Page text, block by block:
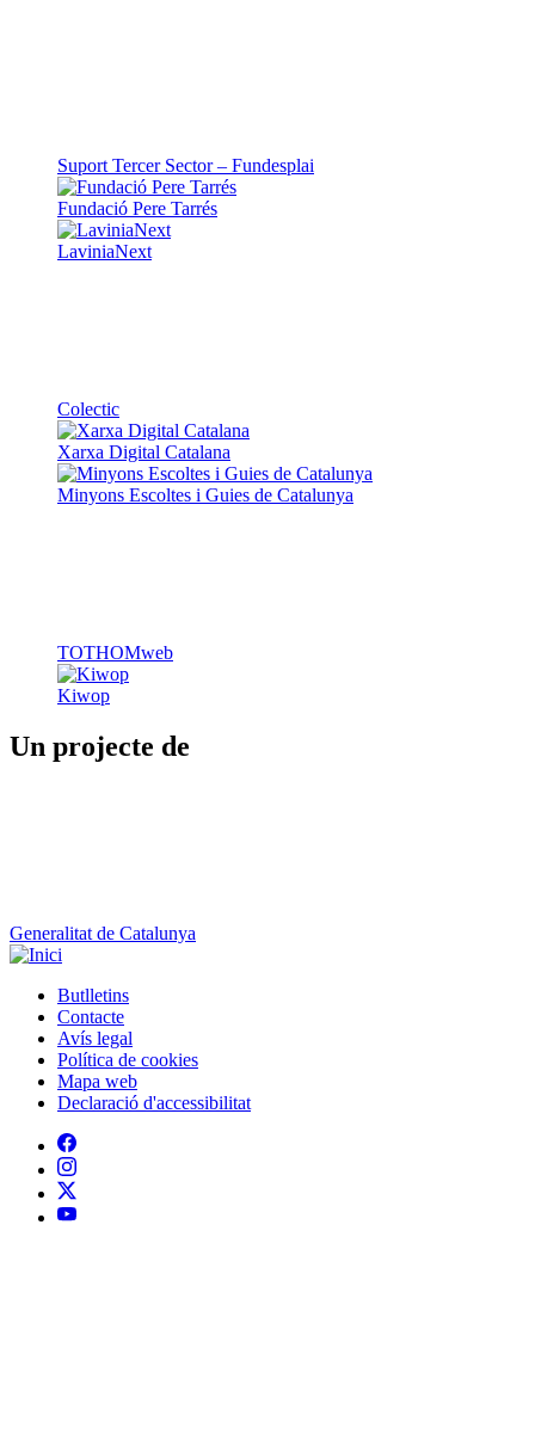
Suport Tercer Sector – Fundesplai
Fundació Pere Tarrés
LaviniaNext
Colectic
Xarxa Digital Catalana
Minyons Escoltes i Guies de Catalunya
TOTHOMweb
Kiwop
Un projecte de
Generalitat de Catalunya
Peu
Butlletins
Contacte
Avís legal
Política de cookies
Mapa web
Declaració d'accessibilitat